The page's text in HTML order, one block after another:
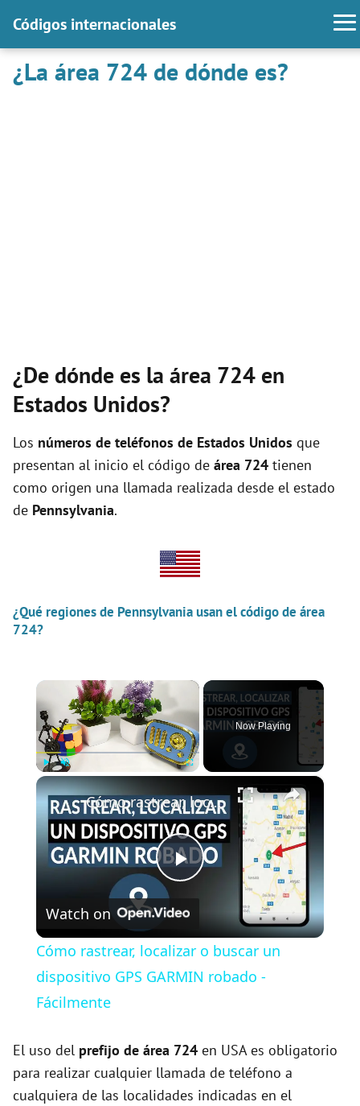
Códigos internacionales
¿La área 724 de dónde es?
¿De dónde es la área 724 en
Estados Unidos?
Los números de teléfonos de Estados Unidos que
presentan al inicio el código de área 724 tienen
como origen una llamada realizada desde el estado
de Pennsylvania.
¿Qué regiones de Pennsylvania usan el código de área
724?
×
Unmute
Now Playing
×
P
a
V
Cómo rastrear, localizar o buscar un dispositivo GPS GARMIN robado - Fácilmente
Watch on
Cómo rastrear, localizar o buscar un
dispositivo GPS GARMIN robado -
Fácilmente
El uso del prefijo de área 724 en USA es obligatorio
para realizar cualquier llamada de teléfono a
cualquiera de las localidades indicadas en el